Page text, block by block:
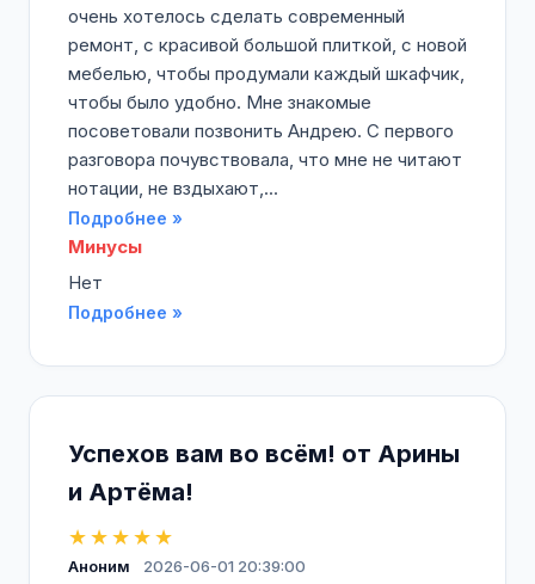
очень хотелось сделать современный
ремонт, с красивой большой плиткой, с новой
мебелью, чтобы продумали каждый шкафчик,
чтобы было удобно. Мне знакомые
посоветовали позвонить Андрею. С первого
разговора почувствовала, что мне не читают
нотации, не вздыхают,...
Подробнее »
Минусы
Нет
Подробнее »
Успехов вам во всём! от Арины
и Артёма!
★★★★★
Аноним
2026-06-01 20:39:00